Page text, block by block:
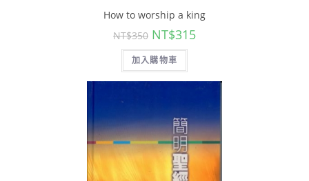
How to worship a king
NT$350 NT$315
加入購物車